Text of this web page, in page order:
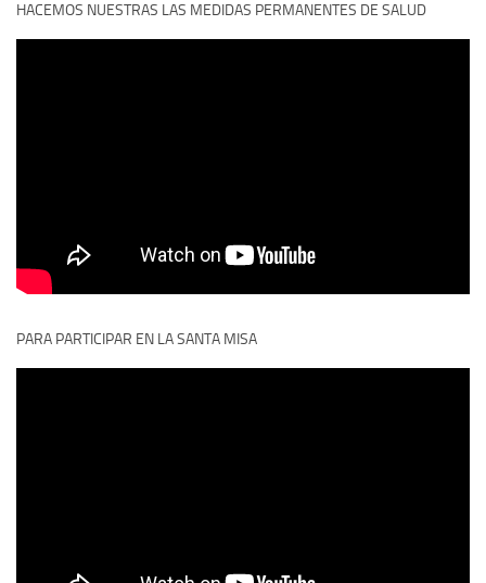
HACEMOS NUESTRAS LAS MEDIDAS PERMANENTES DE SALUD
PARA PARTICIPAR EN LA SANTA MISA